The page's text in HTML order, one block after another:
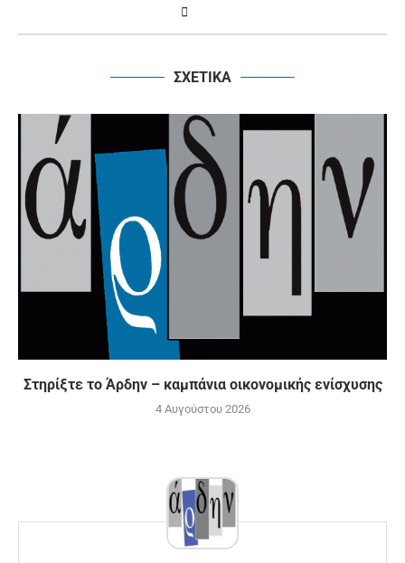
ΣΧΕΤΙΚΑ
Στηρίξτε το Άρδην – καμπάνια οικονομικής ενίσχυσης
4 Αυγούστου 2026